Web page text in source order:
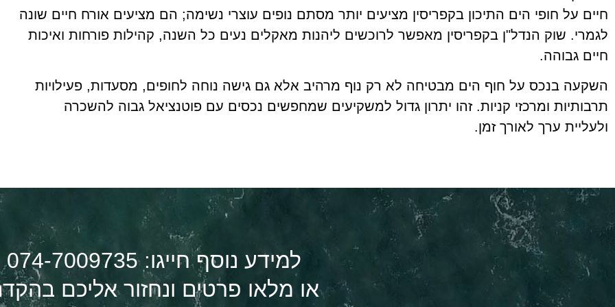
חיים על חופי הים התיכון בקפריסין מציעים יותר מסתם נופים עוצרי נשימה; הם מציעים אורח חיים שונה
לגמרי. שוק הנדל"ן בקפריסין מאפשר לרוכשים ליהנות מאקלים נעים כל השנה, קהילות פורחות ואיכות
חיים גבוהה.
השקעה בנכס על חוף הים מבטיחה לא רק נוף מרהיב אלא גם גישה נוחה לחופים, מסעדות, פעילויות
תרבותיות ומרכזי קניות. זהו יתרון גדול למשקיעים שמחפשים נכסים עם פוטנציאל גבוה להשכרה
ולעליית ערך לאורך זמן.
למידע נוסף חייגו: 074-7009735
או מלאו פרטים ונחזור אליכם